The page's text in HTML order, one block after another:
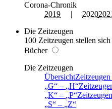
Corona-Chronik
2019 | 2020
Die Zeitzeugen
100 Zeitzeugen stellen
Bücher
Die Zeitzeugen
Übersicht
G
– H
K
– P
S
–
Z